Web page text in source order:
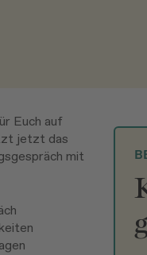
Euch auf
jetzt das
mit